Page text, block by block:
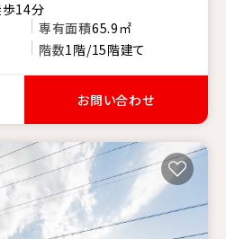
14分
専有面積65.9㎡
階数1階/15階建て
お問い合わせ